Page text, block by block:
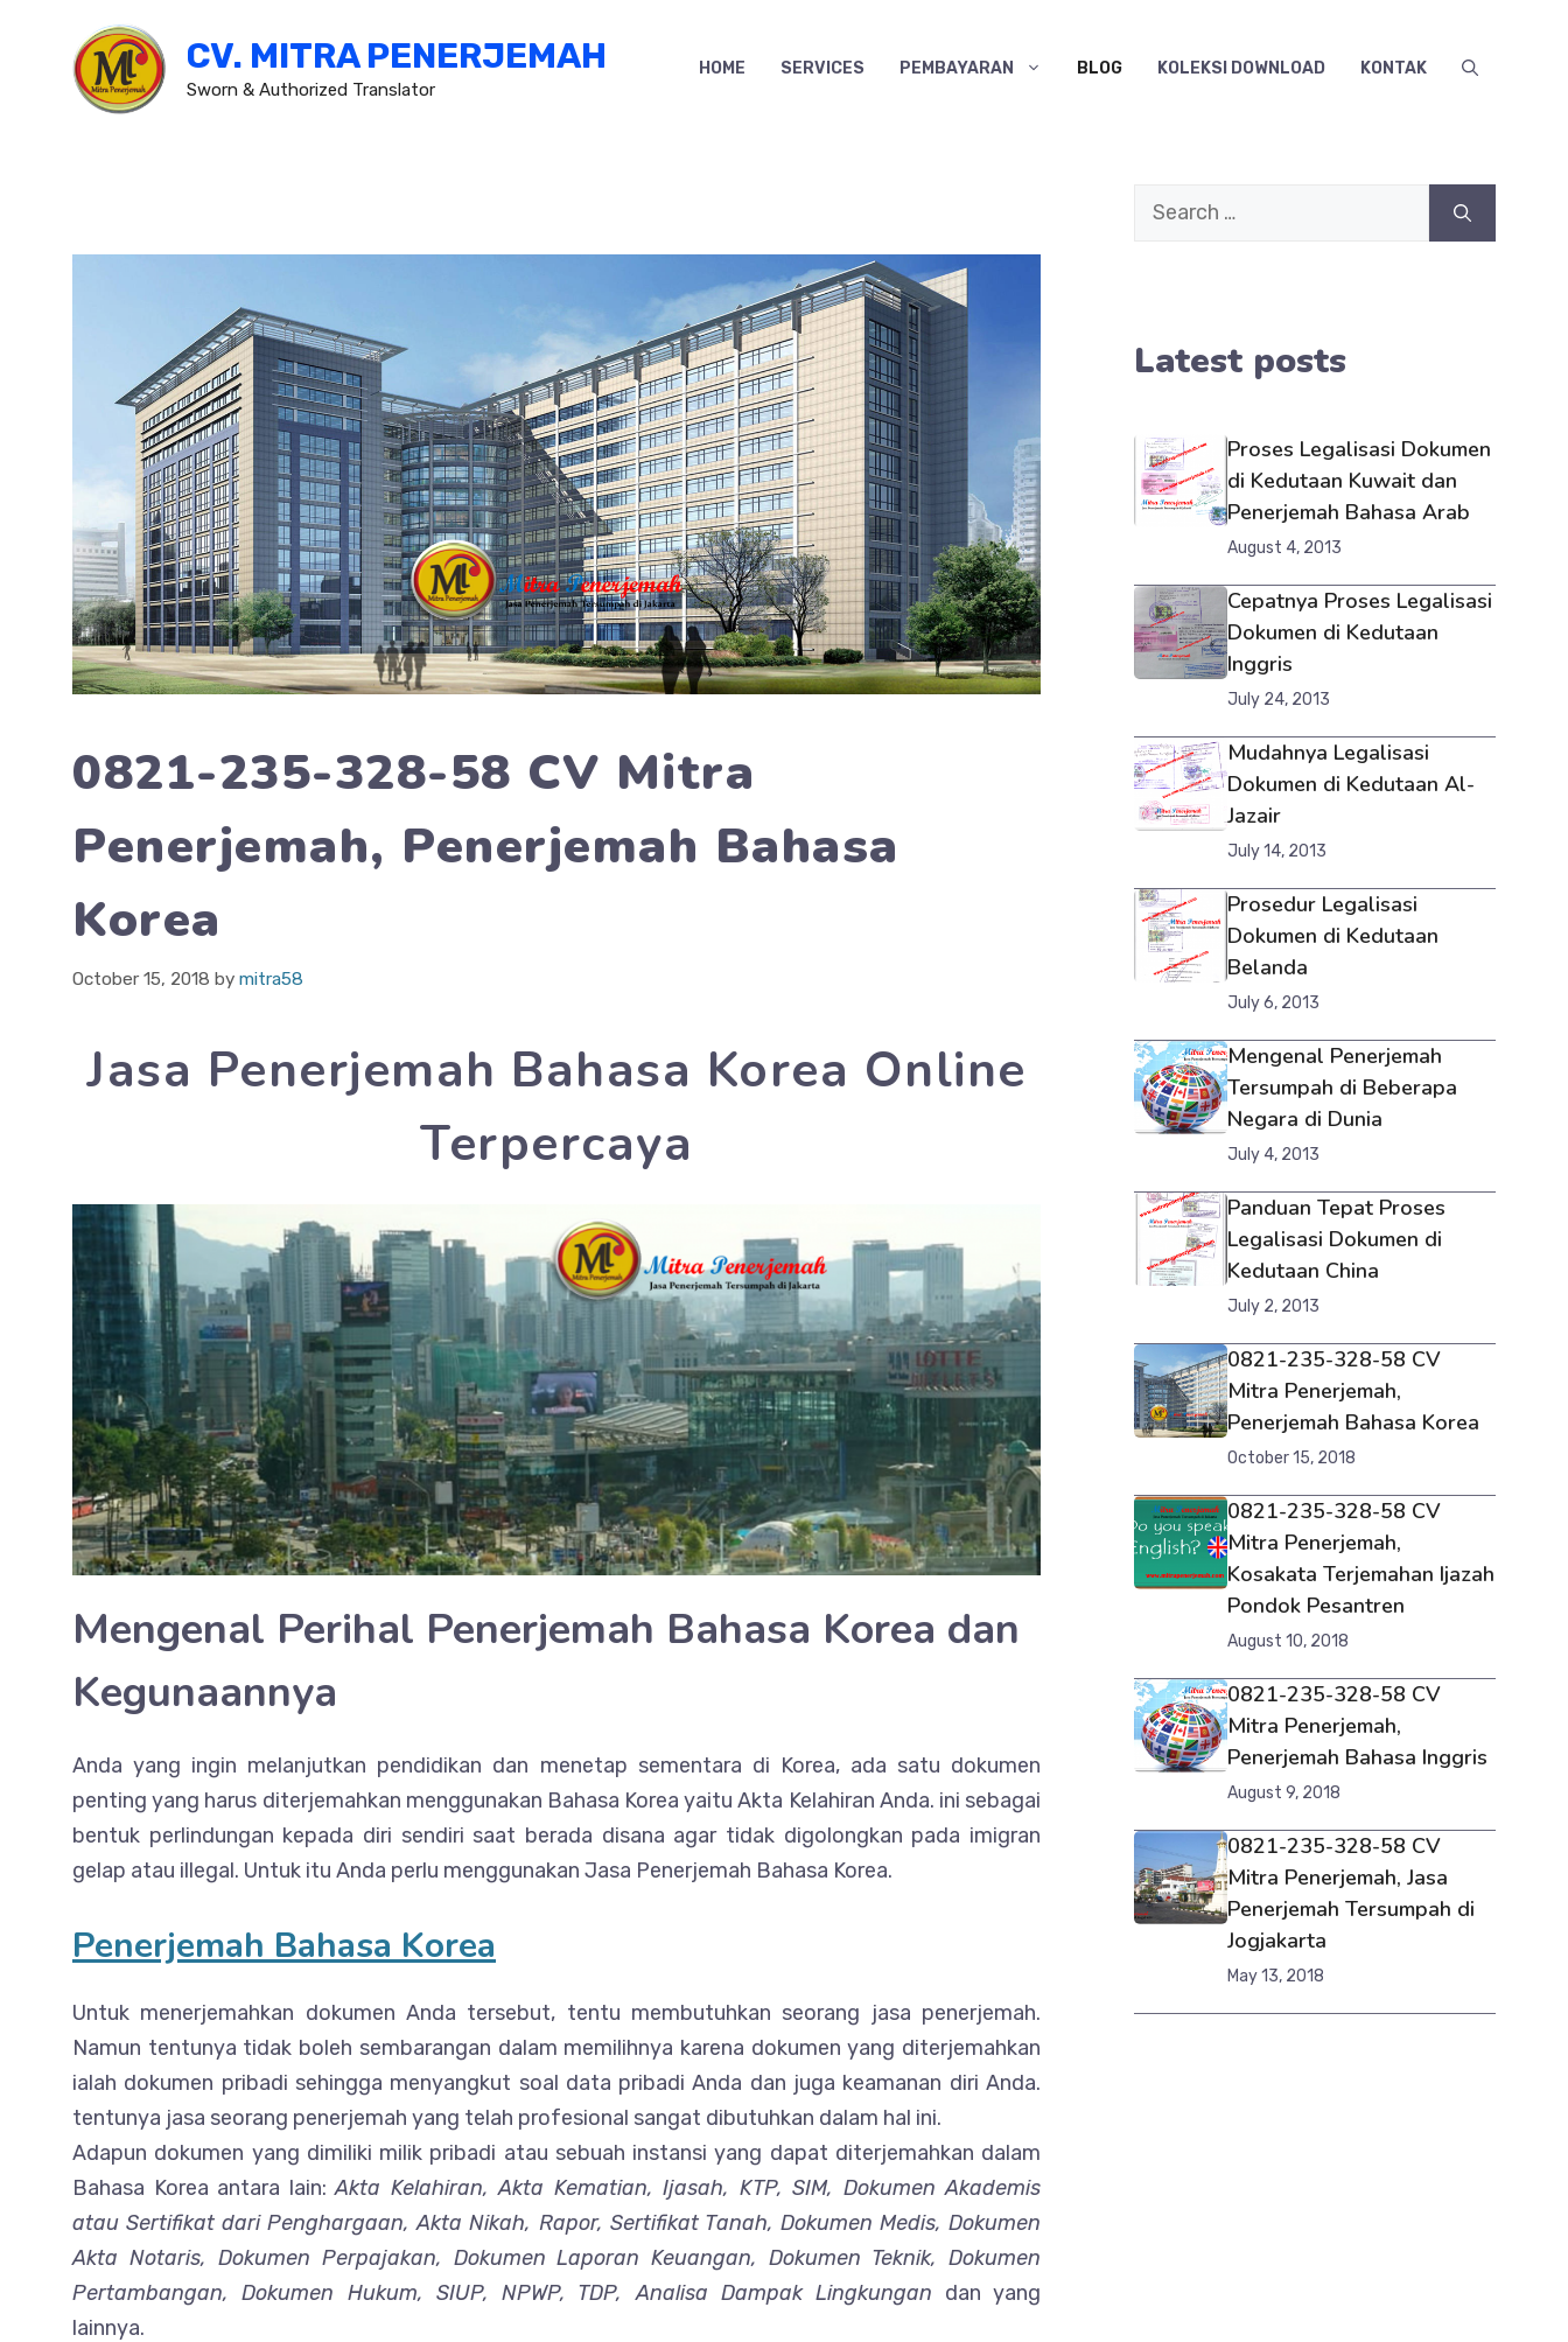
content
CV. MITRA PENERJEMAH
Sworn & Authorized Translator
HOME SERVICES PEMBAYARAN BLOG KOLEKSI DOWNLOAD KONTAK
0821-235-328-58 CV Mitra
Penerjemah, Penerjemah Bahasa
Korea
October 15, 2018 by mitra58
Jasa Penerjemah Bahasa Korea Online
Terpercaya
Mengenal Perihal Penerjemah Bahasa Korea dan
Kegunaannya
Anda yang ingin melanjutkan pendidikan dan menetap sementara di Korea, ada satu dokumen
penting yang harus diterjemahkan menggunakan Bahasa Korea yaitu Akta Kelahiran Anda. ini sebagai
bentuk perlindungan kepada diri sendiri saat berada disana agar tidak digolongkan pada imigran
gelap atau illegal. Untuk itu Anda perlu menggunakan Jasa Penerjemah Bahasa Korea.
Penerjemah Bahasa Korea
Untuk menerjemahkan dokumen Anda tersebut, tentu membutuhkan seorang jasa penerjemah.
Namun tentunya tidak boleh sembarangan dalam memilihnya karena dokumen yang diterjemahkan
ialah dokumen pribadi sehingga menyangkut soal data pribadi Anda dan juga keamanan diri Anda.
tentunya jasa seorang penerjemah yang telah profesional sangat dibutuhkan dalam hal ini.
Adapun dokumen yang dimiliki milik pribadi atau sebuah instansi yang dapat diterjemahkan dalam
Bahasa Korea antara lain:Akta Kelahiran, Akta Kematian, Ijasah, KTP, SIM, Dokumen Akademis
atau Sertifikat dari Penghargaan, Akta Nikah, Rapor, Sertifikat Tanah, Dokumen Medis, Dokumen
Akta Notaris, Dokumen Perpajakan, Dokumen Laporan Keuangan, Dokumen Teknik, Dokumen
Pertambangan, Dokumen Hukum, SIUP, NPWP, TDP, Analisa Dampak Lingkungan dan yang
lainnya.
Search
Latest posts
Proses Legalisasi Dokumen
di Kedutaan Kuwait dan
Penerjemah Bahasa Arab
August 4, 2013
Cepatnya Proses Legalisasi
Dokumen di Kedutaan
Inggris
July 24, 2013
Mudahnya Legalisasi
Dokumen di Kedutaan Al-
Jazair
July 14, 2013
Prosedur Legalisasi
Dokumen di Kedutaan
Belanda
July 6, 2013
Mengenal Penerjemah
Tersumpah di Beberapa
Negara di Dunia
July 4, 2013
Panduan Tepat Proses
Legalisasi Dokumen di
Kedutaan China
July 2, 2013
0821-235-328-58 CV
Mitra Penerjemah,
Penerjemah Bahasa Korea
October 15, 2018
0821-235-328-58 CV
Mitra Penerjemah,
Kosakata Terjemahan Ijazah
Pondok Pesantren
August 10, 2018
0821-235-328-58 CV
Mitra Penerjemah,
Penerjemah Bahasa Inggris
August 9, 2018
0821-235-328-58 CV
Mitra Penerjemah, Jasa
Penerjemah Tersumpah di
Jogjakarta
May 13, 2018